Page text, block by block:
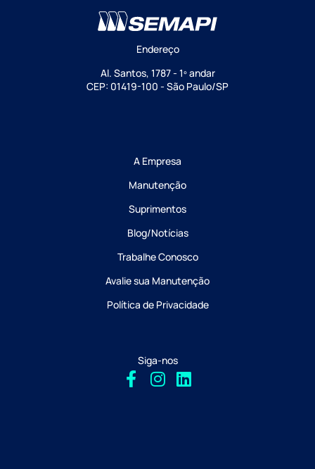
Endereço
Al. Santos, 1787 - 1º andar
CEP: 01419-100 - São Paulo/SP
A Empresa
Manutenção
Suprimentos
Blog/Notícias
Trabalhe Conosco
Avalie sua Manutenção
Política de Privacidade
Siga-nos